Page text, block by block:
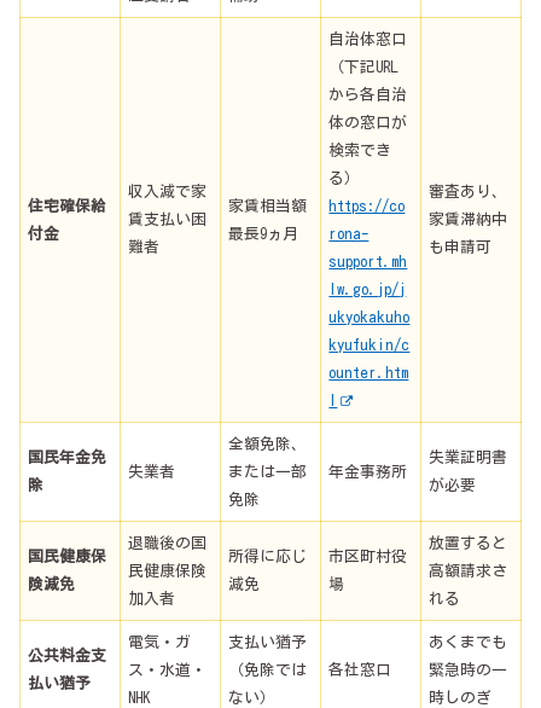
住宅確保給
付金
収入減で家
賃支払い困
難者
家賃相当額
最長9ヵ月
自治体窓口
（下記URL
から各自治
体の窓口が
検索でき
る）
https://co
rona-
support.mh
lw.go.jp/j
ukyokakuho
kyufukin/c
ounter.htm
審査あり、
家賃滞納中
も申請可
国民年金免
除
失業者
全額免除、
または一部
免除
年金事務所
失業証明書
が必要
国民健康保
険減免
退職後の国
民健康保険
加入者
所得に応じ
減免
市区町村役
場
放置すると
高額請求さ
れる
公共料金支
払い猶予
電気・ガ
ス・水道・
NHK
支払い猶予
（免除では
ない）
各社窓口
あくまでも
緊急時の一
時しのぎ